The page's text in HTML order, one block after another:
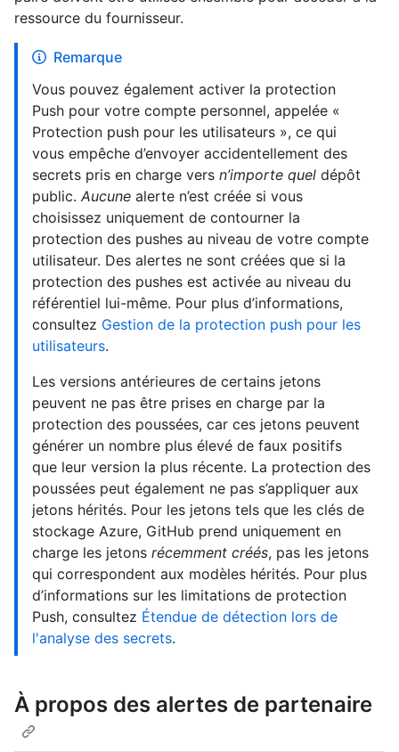
ressource du fournisseur.
Remarque
Vous pouvez également activer la protection
Push pour votre compte personnel, appelée «
Protection push pour les utilisateurs », ce qui
vous empêche d’envoyer accidentellement des
secrets pris en charge vers n’importe quel dépôt
public. Aucune alerte n’est créée si vous
choisissez uniquement de contourner la
protection des pushes au niveau de votre compte
utilisateur. Des alertes ne sont créées que si la
protection des pushes est activée au niveau du
référentiel lui-même. Pour plus d’informations,
consultez Gestion de la protection push pour les
utilisateurs.
Les versions antérieures de certains jetons
peuvent ne pas être prises en charge par la
protection des poussées, car ces jetons peuvent
générer un nombre plus élevé de faux positifs
que leur version la plus récente. La protection des
poussées peut également ne pas s’appliquer aux
jetons hérités. Pour les jetons tels que les clés de
stockage Azure, GitHub prend uniquement en
charge les jetons récemment créés, pas les jetons
qui correspondent aux modèles hérités. Pour plus
d’informations sur les limitations de protection
Push, consultez Étendue de détection lors de
l'analyse des secrets.
À propos des alertes de partenaire